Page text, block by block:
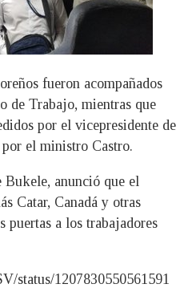
fueron acompañados
de Trabajo, mientras que
por el vicepresidente de
el ministro Castro.
Bukele, anunció que el
Catar, Canadá y otras
puertas a los trabajadores
status/1207830550561591